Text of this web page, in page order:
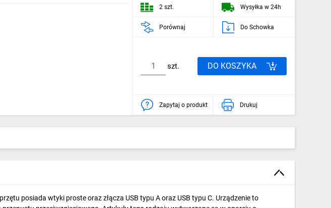
2 szt. Wysyłka w 24h
Porównaj Do Schowka
szt. DO KOSZYKA
Zapytaj o produkt Drukuj
posiada wtyki proste oraz złącza USB typu A oraz USB typu C. Urządzenie to